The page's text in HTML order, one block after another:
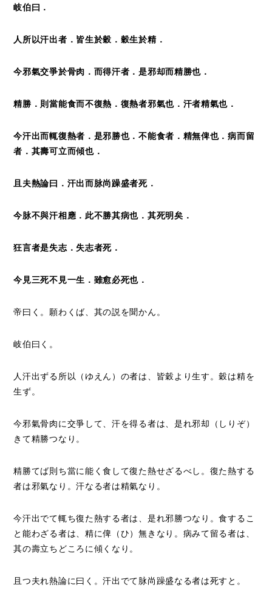
岐伯曰．
人所以汗出者．皆生於穀．穀生於精．
今邪氣交爭於骨肉．而得汗者．是邪却而精勝也．
精勝．則當能食而不復熱．復熱者邪氣也．汗者精氣也．
今汗出而輒復熱者．是邪勝也．不能食者．精無俾也．病而留
者．其壽可立而傾也．
且夫熱論曰．汗出而脉尚躁盛者死．
今脉不與汗相應．此不勝其病也．其死明矣．
狂言者是失志．失志者死．
今見三死不見一生．雖愈必死也．
帝曰く。願わくば、其の説を聞かん。
岐伯曰く。
人汗出ずる所以（ゆえん）の者は、皆穀より生す。穀は精を
生ず。
今邪氣骨肉に交爭して、汗を得る者は、是れ邪却（しりぞ）
きて精勝つなり。
精勝てば則ち當に能く食して復た熱せざるべし。復た熱する
者は邪氣なり。汗なる者は精氣なり。
今汗出でて輒ち復た熱する者は、是れ邪勝つなり。食するこ
と能わざる者は、精に俾（ひ）無きなり。病みて留る者は、
其の壽立ちどころに傾くなり。
且つ夫れ熱論に曰く。汗出でて脉尚躁盛なる者は死すと。